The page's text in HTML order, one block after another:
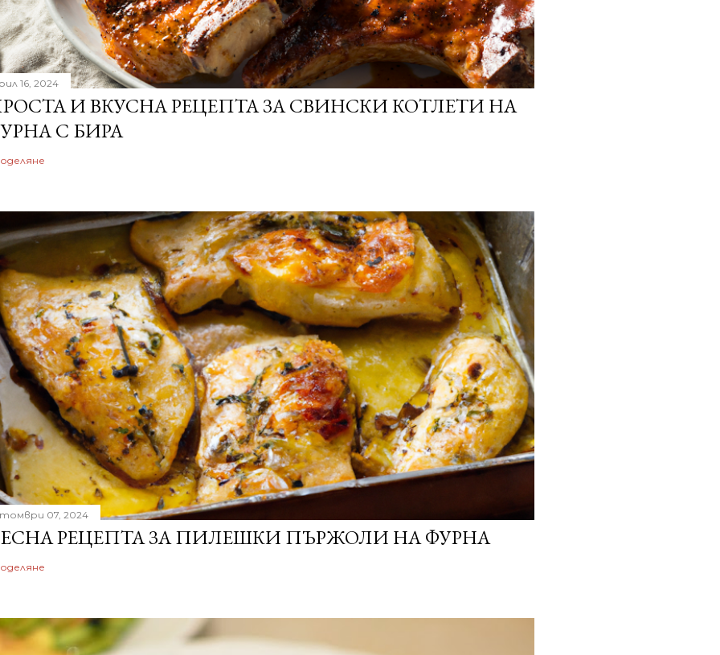
16, 2024
И ВКУСНА РЕЦЕПТА ЗА СВИНСКИ КОТЛЕТИ НА
С БИРА
07, 2024
РЕЦЕПТА ЗА ПИЛЕШКИ ПЪРЖОЛИ НА ФУРНА